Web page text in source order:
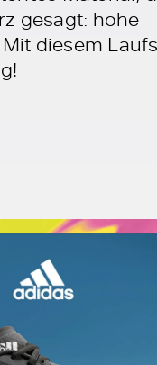
gesagt: hohe
diesem